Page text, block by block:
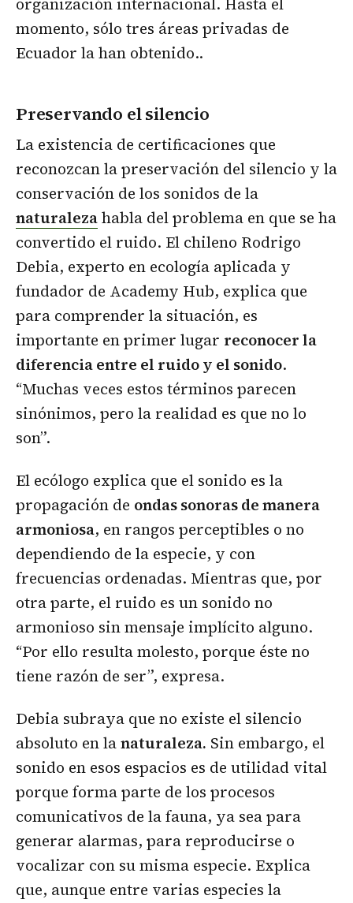
momento, sólo tres áreas privadas de
Ecuador la han obtenido..
Preservando el silencio
La existencia de certificaciones que
reconozcan la preservación del silencio y la
conservación de los sonidos de la
naturalezahabla del problema en que se ha
convertido el ruido. El chileno Rodrigo
Debia, experto en ecología aplicada y
fundador de Academy Hub, explica que
para comprender la situación, es
importante en primer lugar reconocer la
diferencia entre el ruido y el sonido.
“Muchas veces estos términos parecen
sinónimos, pero la realidad es que no lo
son”.
El ecólogo explica que el sonido es la
propagación de ondas sonoras de manera
armoniosa, en rangos perceptibles o no
dependiendo de la especie, y con
frecuencias ordenadas. Mientras que, por
otra parte, el ruido es un sonido no
armonioso sin mensaje implícito alguno.
“Por ello resulta molesto, porque éste no
tiene razón de ser”, expresa.
Debia subraya que no existe el silencio
absoluto en lanaturaleza. Sin embargo, el
sonido en esos espacios es de utilidad vital
porque forma parte de los procesos
comunicativos de la fauna, ya sea para
generar alarmas, para reproducirse o
vocalizar con su misma especie. Explica
que, aunque entre varias especies la